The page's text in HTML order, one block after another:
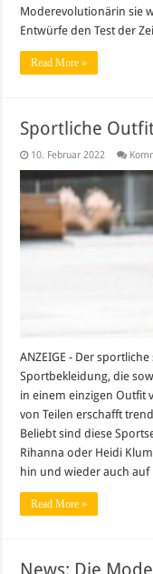
Moderevolutionärin sie
Entwürfe den Test der
Read More »
Sportliche
10. Februar 2022
ANZEIGE - Der
Sportbekleidung, die
in einem einzigen Outfit
von Teilen erschafft
Beliebt sind diese
Rihanna oder Heidi
hin und wieder auch auf
Read More »
News: Die